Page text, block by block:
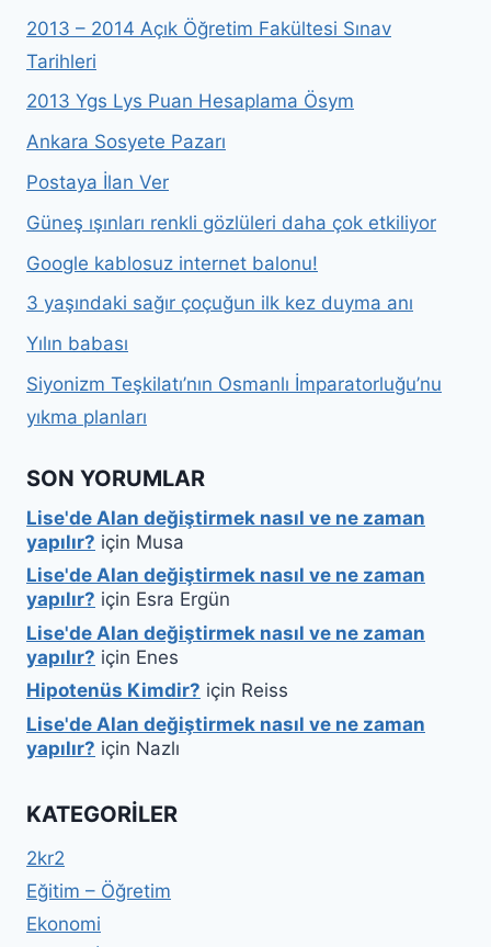
2013 – 2014 Açık Öğretim Fakültesi Sınav
Tarihleri
2013 Ygs Lys Puan Hesaplama Ösym
Ankara Sosyete Pazarı
Postaya İlan Ver
Güneş ışınları renkli gözlüleri daha çok etkiliyor
Google kablosuz internet balonu!
3 yaşındaki sağır çoçuğun ilk kez duyma anı
Yılın babası
Siyonizm Teşkilatı’nın Osmanlı İmparatorluğu’nu
yıkma planları
SON YORUMLAR
Lise'de Alan değiştirmek nasıl ve ne zaman
yapılır? için Musa
Lise'de Alan değiştirmek nasıl ve ne zaman
yapılır? için Esra Ergün
Lise'de Alan değiştirmek nasıl ve ne zaman
yapılır? için Enes
Hipotenüs Kimdir? için Reiss
Lise'de Alan değiştirmek nasıl ve ne zaman
yapılır? için Nazlı
KATEGORILER
2kr2
Eğitim – Öğretim
Ekonomi